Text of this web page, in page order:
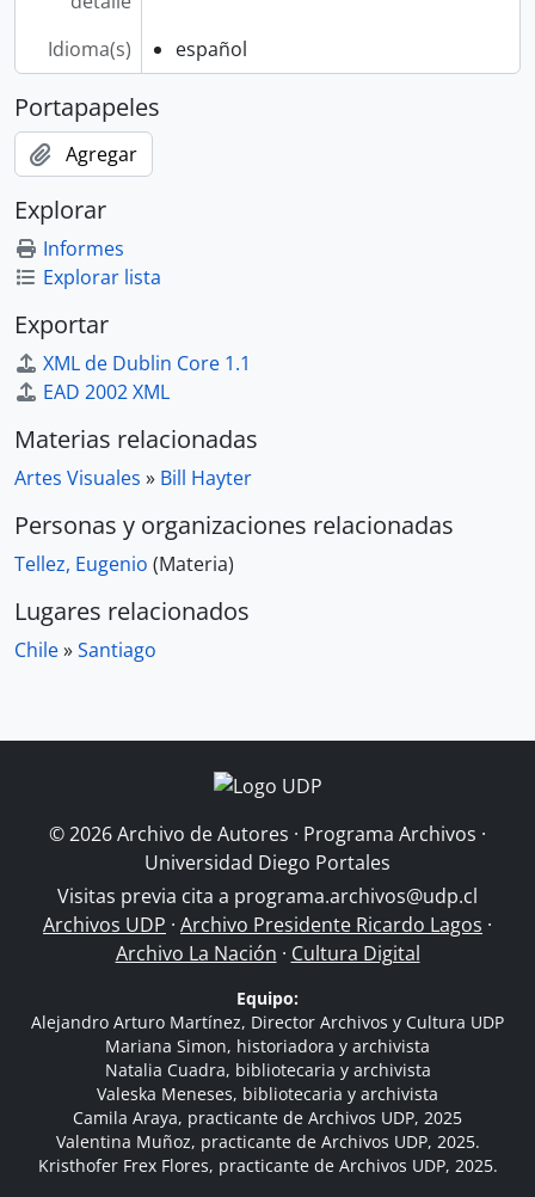
Idioma(s) español
Portapapeles
Agregar
Explorar
Informes
Explorar lista
Exportar
XML de Dublin Core 1.1
EAD 2002 XML
Materias relacionadas
Artes Visuales » Bill Hayter
Personas y organizaciones relacionadas
Tellez, Eugenio (Materia)
Lugares relacionados
Chile»Santiago
© 2026 Archivo de Autores · Programa Archivos ·
Universidad Diego Portales
Visitas previa cita a programa.archivos@udp.cl
Archivos UDP · Archivo Presidente Ricardo Lagos ·
Archivo La Nación · Cultura Digital
Equipo:
Alejandro Arturo Martínez, Director Archivos y Cultura UDP
Mariana Simon, historiadora y archivista
Natalia Cuadra, bibliotecaria y archivista
Valeska Meneses, bibliotecaria y archivista
Camila Araya, practicante de Archivos UDP, 2025
Valentina Muñoz, practicante de Archivos UDP, 2025.
Kristhofer Frex Flores, practicante de Archivos UDP, 2025.